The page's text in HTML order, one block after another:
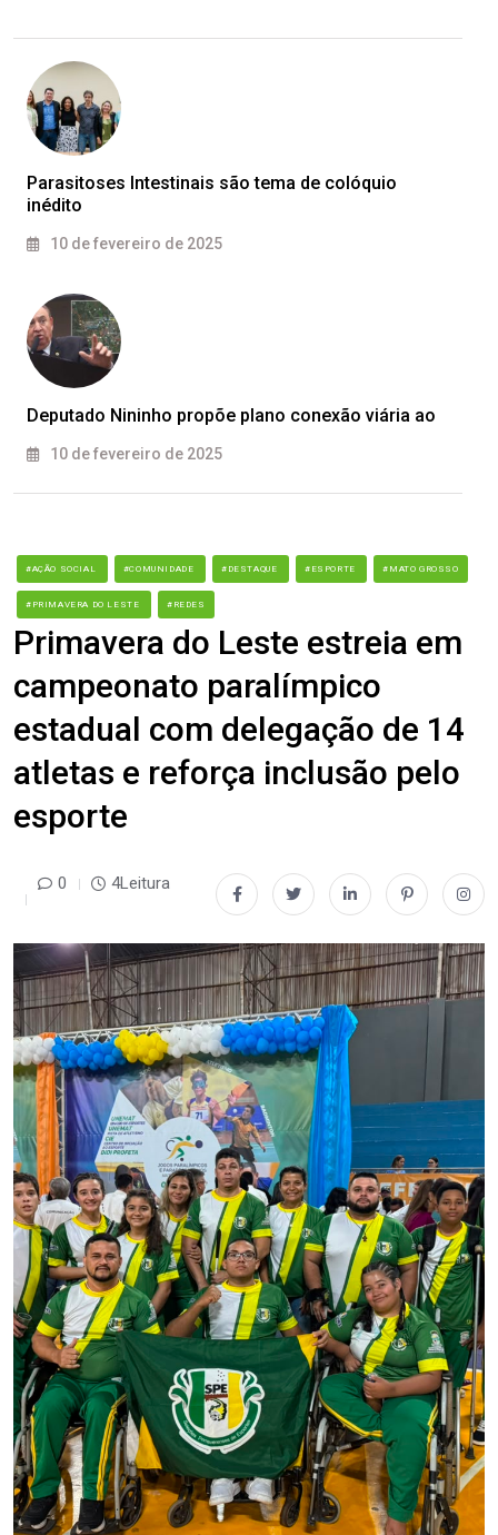
Parasitoses Intestinais são tema de colóquio
inédito
10 de fevereiro de 2025
Deputado Nininho propõe plano conexão viária ao
10 de fevereiro de 2025
#AÇÃO SOCIAL #COMUNIDADE #DESTAQUE #ESPORTE #MATO GROSSO
#PRIMAVERA DO LESTE #REDES
Primavera do Leste estreia em
campeonato paralímpico
estadual com delegação de 14
atletas e reforça inclusão pelo
esporte
0 4Leitura